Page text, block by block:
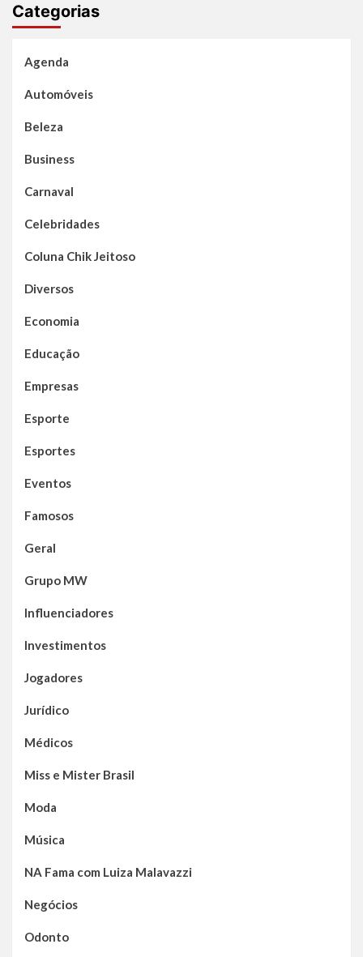
Categorias
Agenda
Automóveis
Beleza
Business
Carnaval
Celebridades
Coluna Chik Jeitoso
Diversos
Economia
Educação
Empresas
Esporte
Esportes
Eventos
Famosos
Geral
Grupo MW
Influenciadores
Investimentos
Jogadores
Jurídico
Médicos
Miss e Mister Brasil
Moda
Música
NA Fama com Luiza Malavazzi
Negócios
Odonto